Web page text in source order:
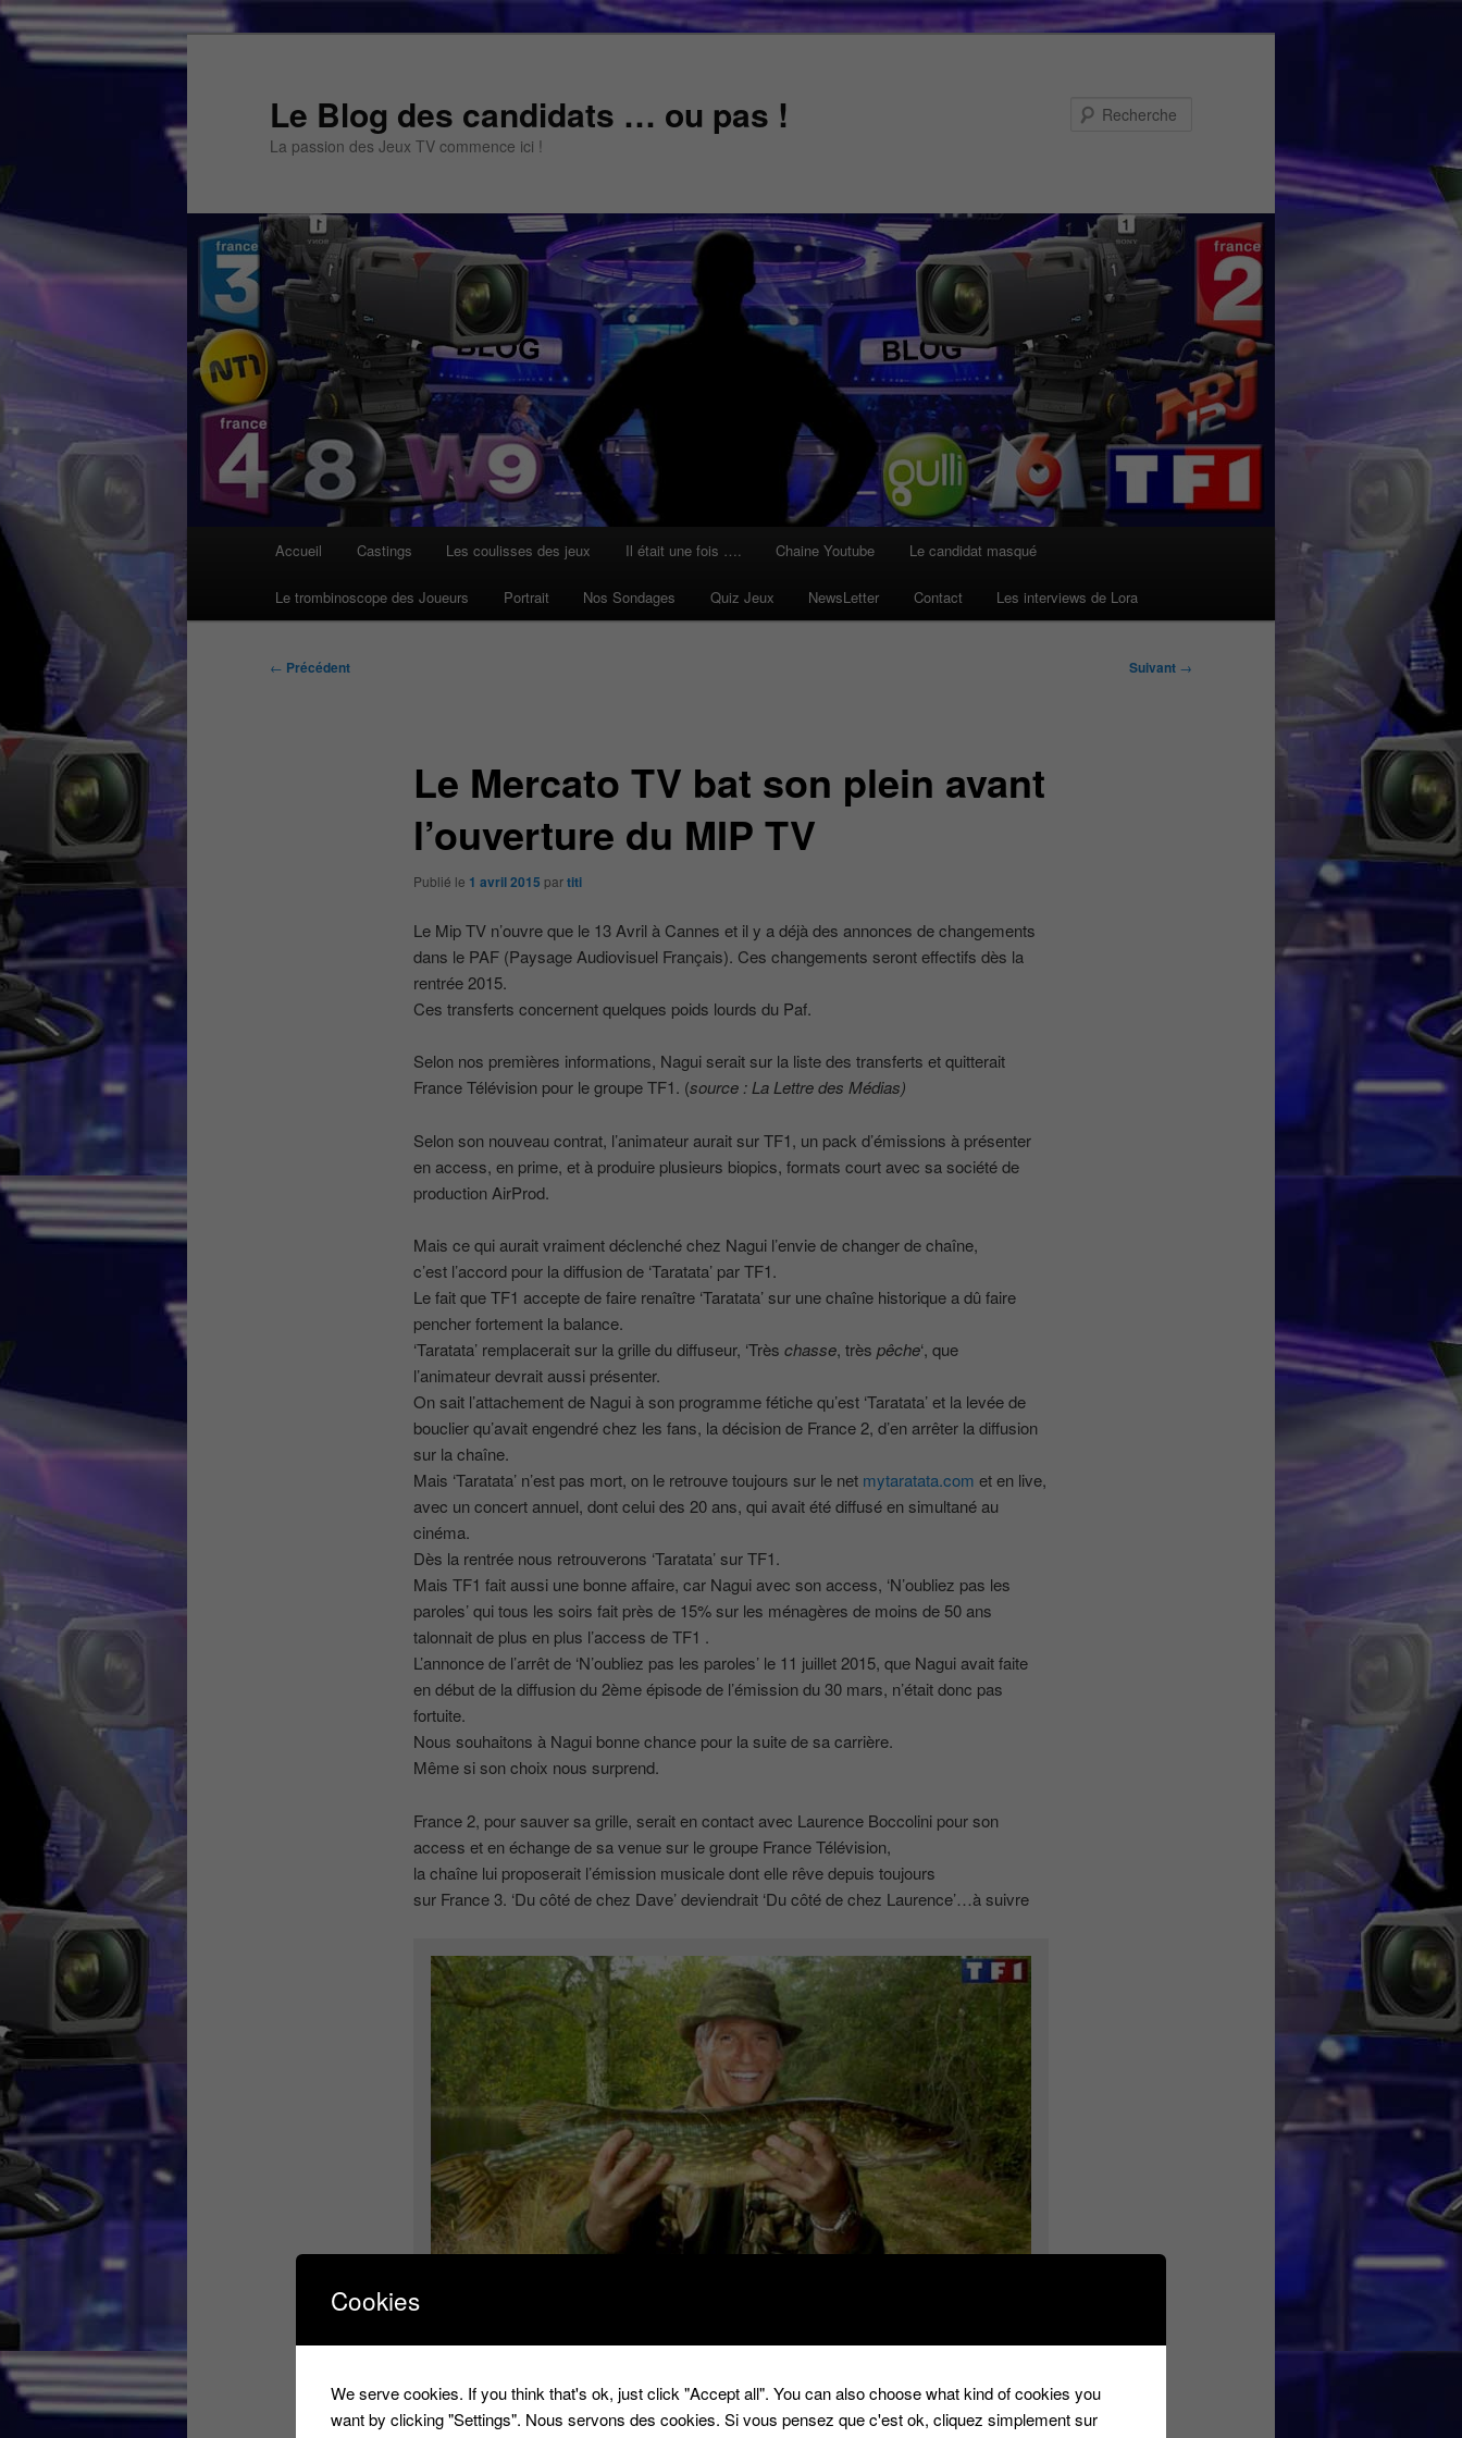
Aller
Le Blog des candidats … ou pas !
La passion des Jeux TV commence ici !
Accueil Castings Les coulisses des jeux Il était une fois …. Chaine Youtube Le candidat masqué
Le trombinoscope des Joueurs Portrait Nos Sondages Quiz Jeux NewsLetter Contact Les interviews de Lora
Navigation
← Précédent Suivant →
Le Mercato TV bat son plein avant
l’ouverture du MIP TV
Publié le 1 avril 2015 partiti
Le Mip TV n’ouvre que le 13 Avril à Cannes et il y a déjà des annonces de changements
dans le PAF (Paysage Audiovisuel Français). Ces changements seront effectifs dès la
rentrée 2015.
Ces transferts concernent quelques poids lourds du Paf.
Selon nos premières informations, Nagui serait sur la liste des transferts et quitterait
France Télévision pour le groupe TF1. (source : La Lettre des Médias)
Selon son nouveau contrat, l’animateur aurait sur TF1, un pack d’émissions à présenter
en access, en prime, et à produire plusieurs biopics, formats court avec sa société de
production AirProd.
Mais ce qui aurait vraiment déclenché chez Nagui l’envie de changer de chaîne,
c’est l’accord pour la diffusion de ‘Taratata’ par TF1.
Le fait que TF1 accepte de faire renaître ‘Taratata’ sur une chaîne historique a dû faire
pencher fortement la balance.
‘Taratata’ remplacerait sur la grille du diffuseur, ‘Très chasse, très pêche‘, que
l’animateur devrait aussi présenter.
On sait l’attachement de Nagui à son programme fétiche qu’est ‘Taratata’ et la levée de
bouclier qu’avait engendré chez les fans, la décision de France 2, d’en arrêter la diffusion
sur la chaîne.
Mais ‘Taratata’ n’est pas mort, on le retrouve toujours sur le net mytaratata.com et en live,
avec un concert annuel, dont celui des 20 ans, qui avait été diffusé en simultané au
cinéma.
Dès la rentrée nous retrouverons ‘Taratata’ sur TF1.
Mais TF1 fait aussi une bonne affaire, car Nagui avec son access, ‘N’oubliez pas les
paroles’ qui tous les soirs fait près de 15% sur les ménagères de moins de 50 ans
talonnait de plus en plus l’access de TF1 .
L’annonce de l’arrêt de ‘N’oubliez pas les paroles’ le 11 juillet 2015, que Nagui avait faite
en début de la diffusion du 2ème épisode de l’émission du 30 mars, n’était donc pas
fortuite.
Nous souhaitons à Nagui bonne chance pour la suite de sa carrière.
Même si son choix nous surprend.
France 2, pour sauver sa grille, serait en contact avec Laurence Boccolini pour son
access et en échange de sa venue sur le groupe France Télévision,
la chaîne lui proposerait l’émission musicale dont elle rêve depuis toujours
sur France 3. ‘Du côté de chez Dave’ deviendrait ‘Du côté de chez Laurence’…à suivre
Cookies
We serve cookies. If you think that's ok, just click "Accept all". You can also choose what kind of cookies you
want by clicking "Settings". Nous servons des cookies. Si vous pensez que c'est ok, cliquez simplement sur